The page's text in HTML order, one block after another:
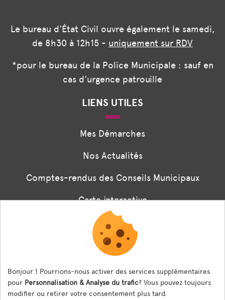
Le bureau d'État Civil ouvre également le samedi,
de 8h30 à 12h15 - uniquement sur RDV
*pour le bureau de la Police Municipale : sauf en
cas d'urgence patrouille
LIENS UTILES
Mes Démarches
Nos Actualités
Comptes-rendus des Conseils Municipaux
Carte interactive
Associations
Formulaire panneaux digitaux
Les menus de la cantine
Documents règlementaires
Bonjour ! Pourrions-nous activer des services supplémentaires
pour Personnalisation & Analyse du trafic? Vous pouvez toujours
modifier ou retirer votre consentement plus tard.